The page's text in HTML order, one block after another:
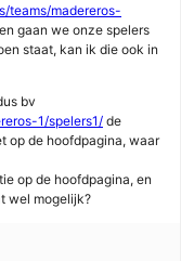
teams/madereros-
gaan we onze spelers
staat, kan ik die ook in
bv
1/spelers1/ de
op de hoofdpagina, waar
op de hoofdpagina, en
wel mogelijk?